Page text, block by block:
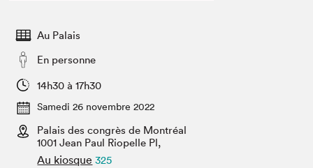
Espace médias
Espace exposant⋅e⋅s
Espace enseignant·e·s
Espace pro
Nous connaître
Projets partenaires 2022
Archives
Au Palais
En personne
14h30 à 17h30
Samedi 26 novembre 2022
Palais des congrès de Montréal
1001 Jean Paul Riopelle Pl,
Au kiosque 325